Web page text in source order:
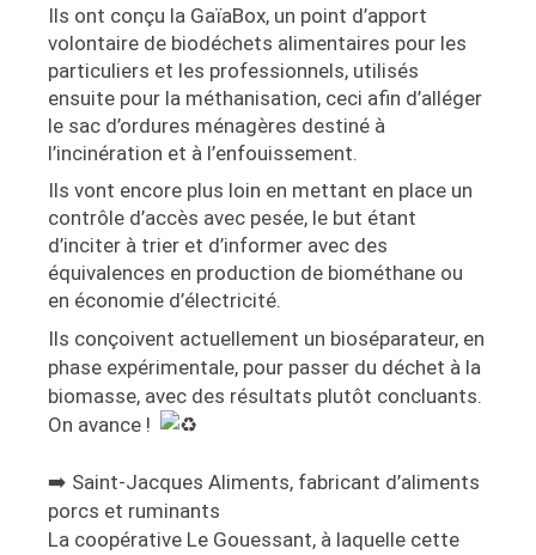
Ils ont conçu la GaïaBox, un point d’apport
volontaire de biodéchets alimentaires pour les
particuliers et les professionnels, utilisés
ensuite pour la méthanisation, ceci afin d’alléger
le sac d’ordures ménagères destiné à
l’incinération et à l’enfouissement.
Ils vont encore plus loin en mettant en place un
contrôle d’accès avec pesée, le but étant
d’inciter à trier et d’informer avec des
équivalences en production de biométhane ou
en économie d’électricité.
Ils conçoivent actuellement un bioséparateur, en
phase expérimentale, pour passer du déchet à la
biomasse, avec des résultats plutôt concluants.
On avance !
➡️ Saint-Jacques Aliments, fabricant d’aliments
porcs et ruminants
La coopérative Le Gouessant, à laquelle cette